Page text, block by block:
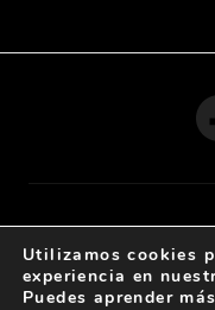
Creativo
Utilizamos cookies
experiencia en
Puedes aprender